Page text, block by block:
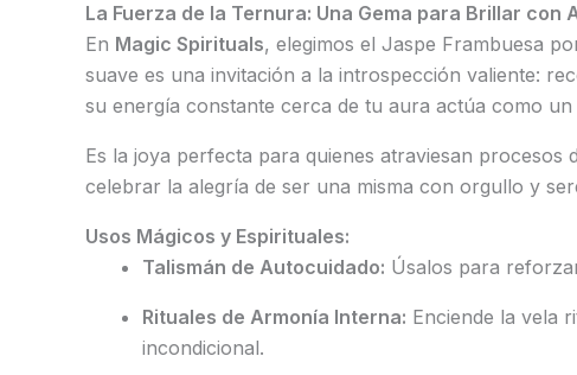
La Fuerza de la Ternura: Una Gema para Brillar con
En Magic Spirituals, elegimos el Jaspe Frambuesa
suave es una invitación a la introspección valiente:
su energía constante cerca de tu aura actúa como
Es la joya perfecta para quienes atraviesan
celebrar la alegría de ser una misma con orgullo y
Usos Mágicos y Espirituales:
Talismán de Autocuidado: Úsalos para
Rituales de Armonía Interna: Enciende la vela
incondicional.